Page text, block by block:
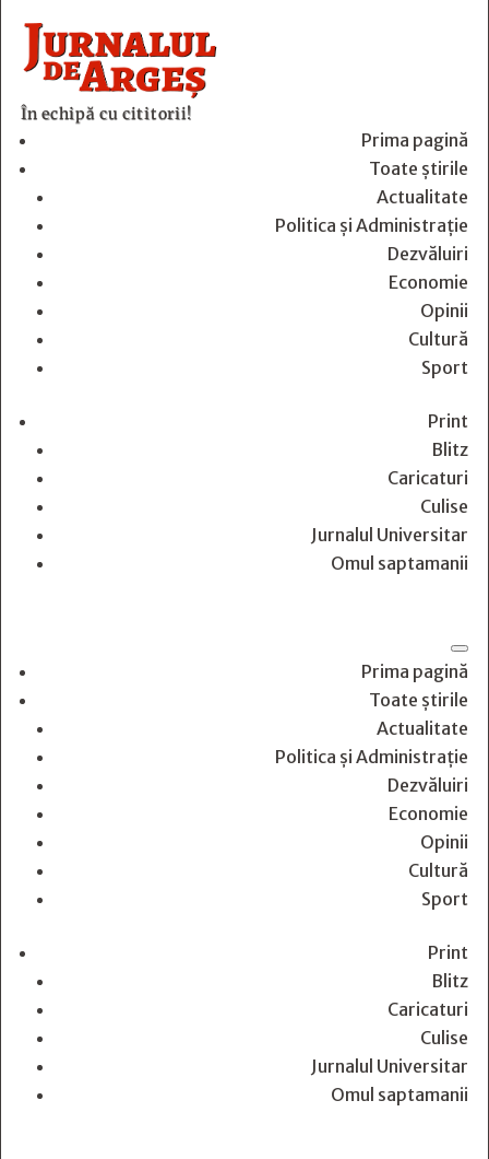
În echipă cu cititorii!
Prima pagină
Toate știrile
Actualitate
Politica și Administrație
Dezvăluiri
Economie
Opinii
Cultură
Sport
Print
Blitz
Caricaturi
Culise
Jurnalul Universitar
Omul saptamanii
Prima pagină
Toate știrile
Actualitate
Politica și Administrație
Dezvăluiri
Economie
Opinii
Cultură
Sport
Print
Blitz
Caricaturi
Culise
Jurnalul Universitar
Omul saptamanii